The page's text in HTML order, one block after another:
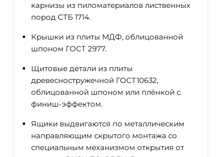
карнизы из пиломатериалов лиственных
пород СТБ 1714.
Крышки из плиты МДФ, облицованной
шпоном ГОСТ 2977.
Щитовые детали из плиты
древесностружечной ГОСТ10632,
облицованной шпоном или плёнкой с
финиш-эффектом.
Ящики выдвигаются по металлическим
направляющим скрытого монтажа со
специальным механизмом открытия от